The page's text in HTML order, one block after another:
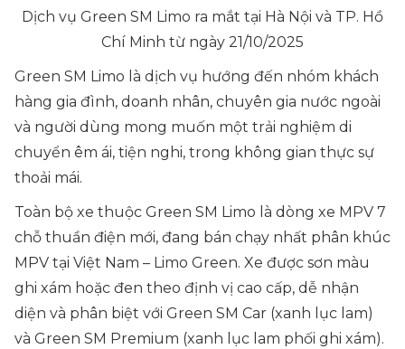
Dịch vụ Green SM Limo ra mắt tại Hà Nội và TP. Hồ
Chí Minh từ ngày 21/10/2025
Green SM Limo là dịch vụ hướng đến nhóm khách
hàng gia đình, doanh nhân, chuyên gia nước ngoài
và người dùng mong muốn một trải nghiệm di
chuyển êm ái, tiện nghi, trong không gian thực sự
thoải mái.
Toàn bộ xe thuộc Green SM Limo là dòng xe MPV 7
chỗ thuần điện mới, đang bán chạy nhất phân khúc
MPV tại Việt Nam – Limo Green. Xe được sơn màu
ghi xám hoặc đen theo định vị cao cấp, dễ nhận
diện và phân biệt với Green SM Car (xanh lục lam)
và Green SM Premium (xanh lục lam phối ghi xám).